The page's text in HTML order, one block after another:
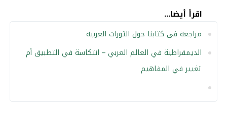
اقرأ أيضا...
مراجعة في كتابنا حول الثورات العربية
الديمقراطية في العالم العربي – انتكاسة في التطبيق أم
تغيير في المفاهيم